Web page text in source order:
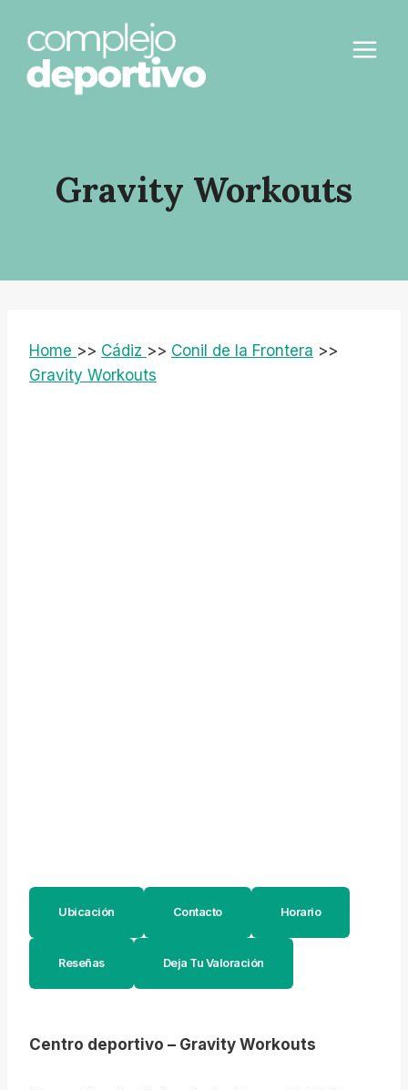
contenido
Gravity Workouts
Home >> Cádiz >> Conil de la Frontera >>
Gravity Workouts
Ubicación Contacto Horario
Reseñas Deja Tu Valoración
Centro deportivo – Gravity Workouts